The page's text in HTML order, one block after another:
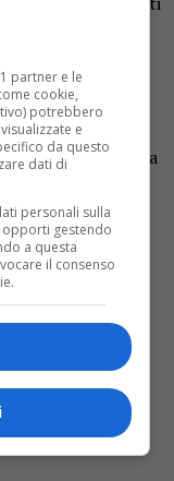
(Vercelli)
di Borgosesia
protezione
hanno
del fiume
Bonaccio ha
dall’area
disposizione le
dalla
di tutte le
è stato chiuso il
partner e le
cookie,
potrebbero
e
da questo
dati di
personali sulla
gestendo
a questa
il consenso